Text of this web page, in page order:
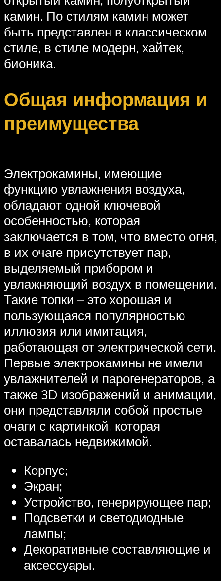
камин. По стилям камин может
быть представлен в классическом
стиле, в стиле модерн, хайтек,
бионика.
Общая информация и
преимущества
Электрокамины, имеющие
функцию увлажнения воздуха,
обладают одной ключевой
особенностью, которая
заключается в том, что вместо огня,
в их очаге присутствует пар,
выделяемый прибором и
увлажняющий воздух в помещении.
Такие топки – это хорошая и
пользующаяся популярностью
иллюзия или имитация,
работающая от электрической сети.
Первые электрокамины не имели
увлажнителей и парогенераторов, а
также 3D изображений и анимации,
они представляли собой простые
очаги с картинкой, которая
оставалась недвижимой.
Корпус;
Экран;
Устройство, генерирующее пар;
Подсветки и светодиодные
лампы;
Декоративные составляющие и
аксессуары.